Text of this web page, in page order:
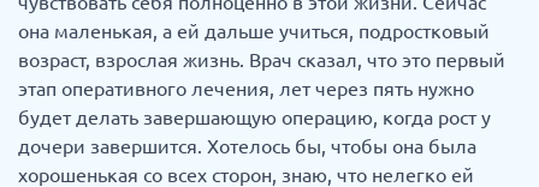
она маленькая, а ей дальше учиться, подростковый
возраст, взрослая жизнь. Врач сказал, что это первый
этап оперативного лечения, лет через пять нужно
будет делать завершающую операцию, когда рост у
дочери завершится. Хотелось бы, чтобы она была
хорошенькая со всех сторон, знаю, что нелегко ей